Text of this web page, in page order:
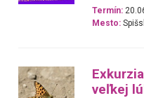
Termín:
Mesto:
veľkej